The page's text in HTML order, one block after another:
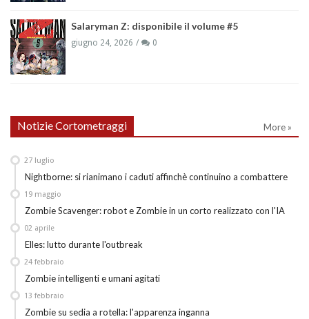
Salaryman Z: disponibile il volume #5
giugno 24, 2026 0
Notizie Cortometraggi More »
Nightborne: si rianimano i caduti affinchè continuino a combattere
27 luglio
Zombie Scavenger: robot e Zombie in un corto realizzato con l'IA
19 maggio
Elles: lutto durante l'outbreak
02 aprile
Zombie intelligenti e umani agitati
24 febbraio
Zombie su sedia a rotella: l'apparenza inganna
13 febbraio